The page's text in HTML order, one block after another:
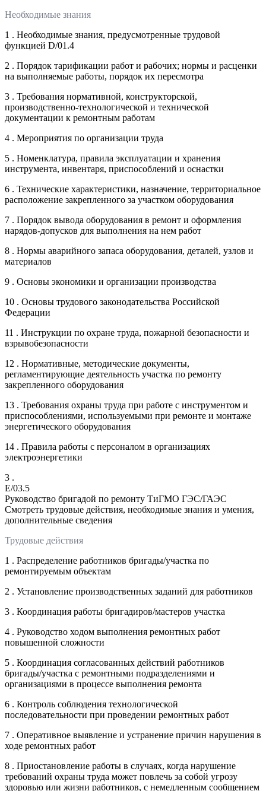
Необходимые знания
1 . Необходимые знания, предусмотренные трудовой
функцией D/01.4
2 . Порядок тарификации работ и рабочих; нормы и расценки
на выполняемые работы, порядок их пересмотра
3 . Требования нормативной, конструкторской,
производственно-технологической и технической
документации к ремонтным работам
4 . Мероприятия по организации труда
5 . Номенклатура, правила эксплуатации и хранения
инструмента, инвентаря, приспособлений и оснастки
6 . Технические характеристики, назначение, территориальное
расположение закрепленного за участком оборудования
7 . Порядок вывода оборудования в ремонт и оформления
нарядов-допусков для выполнения на нем работ
8 . Нормы аварийного запаса оборудования, деталей, узлов и
материалов
9 . Основы экономики и организации производства
10 . Основы трудового законодательства Российской
Федерации
11 . Инструкции по охране труда, пожарной безопасности и
взрывобезопасности
12 . Нормативные, методические документы,
регламентирующие деятельность участка по ремонту
закрепленного оборудования
13 . Требования охраны труда при работе с инструментом и
приспособлениями, используемыми при ремонте и монтаже
энергетического оборудования
14 . Правила работы с персоналом в организациях
электроэнергетики
3 .
E/03.5
Руководство бригадой по ремонту ТиГМО ГЭС/ГАЭС
Смотреть трудовые действия, необходимые знания и умения,
дополнительные сведения
Трудовые действия
1 . Распределение работников бригады/участка по
ремонтируемым объектам
2 . Установление производственных заданий для работников
3 . Координация работы бригадиров/мастеров участка
4 . Руководство ходом выполнения ремонтных работ
повышенной сложности
5 . Координация согласованных действий работников
бригады/участка с ремонтными подразделениями и
организациями в процессе выполнения ремонта
6 . Контроль соблюдения технологической
последовательности при проведении ремонтных работ
7 . Оперативное выявление и устранение причин нарушения в
ходе ремонтных работ
8 . Приостановление работы в случаях, когда нарушение
требований охраны труда может повлечь за собой угрозу
здоровью или жизни работников, с немедленным сообщением